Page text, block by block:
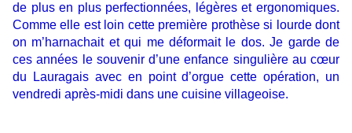
de plus en plus perfectionnées, légères et ergonomiques.
Comme elle est loin cette première prothèse si lourde dont
on m’harnachait et qui me déformait le dos. Je garde de
ces années le souvenir d’une enfance singulière au cœur
du Lauragais avec en point d’orgue cette opération, un
vendredi après-midi dans une cuisine villageoise.